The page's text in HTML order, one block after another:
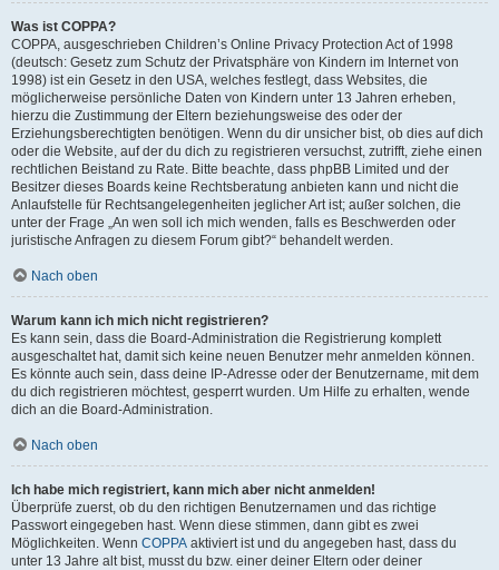
Was ist COPPA?
COPPA, ausgeschrieben Children’s Online Privacy Protection Act of 1998
(deutsch: Gesetz zum Schutz der Privatsphäre von Kindern im Internet von
1998) ist ein Gesetz in den USA, welches festlegt, dass Websites, die
möglicherweise persönliche Daten von Kindern unter 13 Jahren erheben,
hierzu die Zustimmung der Eltern beziehungsweise des oder der
Erziehungsberechtigten benötigen. Wenn du dir unsicher bist, ob dies auf dich
oder die Website, auf der du dich zu registrieren versuchst, zutrifft, ziehe einen
rechtlichen Beistand zu Rate. Bitte beachte, dass phpBB Limited und der
Besitzer dieses Boards keine Rechtsberatung anbieten kann und nicht die
Anlaufstelle für Rechtsangelegenheiten jeglicher Art ist; außer solchen, die
unter der Frage „An wen soll ich mich wenden, falls es Beschwerden oder
juristische Anfragen zu diesem Forum gibt?“ behandelt werden.
Nach oben
Warum kann ich mich nicht registrieren?
Es kann sein, dass die Board-Administration die Registrierung komplett
ausgeschaltet hat, damit sich keine neuen Benutzer mehr anmelden können.
Es könnte auch sein, dass deine IP-Adresse oder der Benutzername, mit dem
du dich registrieren möchtest, gesperrt wurden. Um Hilfe zu erhalten, wende
dich an die Board-Administration.
Nach oben
Ich habe mich registriert, kann mich aber nicht anmelden!
Überprüfe zuerst, ob du den richtigen Benutzernamen und das richtige
Passwort eingegeben hast. Wenn diese stimmen, dann gibt es zwei
Möglichkeiten. Wenn COPPA aktiviert ist und du angegeben hast, dass du
unter 13 Jahre alt bist, musst du bzw. einer deiner Eltern oder deiner